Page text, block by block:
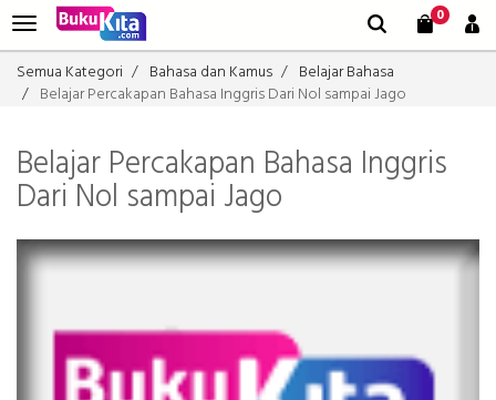
0
Semua Kategori Bahasa dan Kamus
Belajar Bahasa
Belajar Percakapan Bahasa Inggris Dari Nol sampai Jago
Belajar Percakapan Bahasa Inggris
Dari Nol sampai Jago